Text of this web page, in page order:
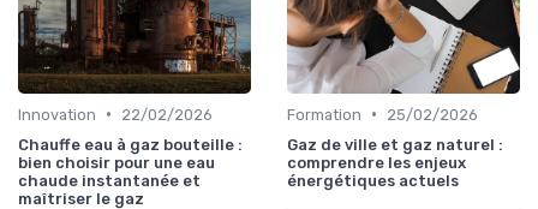
Innovation •
22/02/2026
Chauffe eau à gaz bouteille :
bien choisir pour une eau
chaude instantanée et
maîtriser le gaz
Formation •
25/02/2026
Gaz de ville et gaz naturel :
comprendre les enjeux
énergétiques actuels